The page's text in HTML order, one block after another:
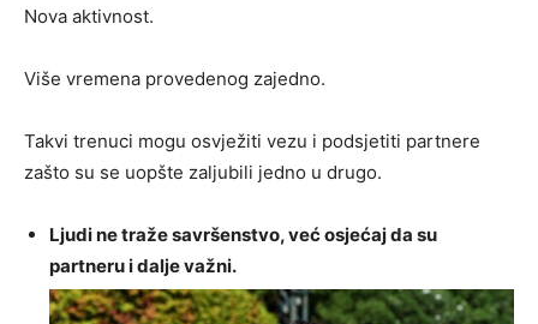
Nova aktivnost.
Više vremena provedenog zajedno.
Takvi trenuci mogu osvježiti vezu i podsjetiti partnere
zašto su se uopšte zaljubili jedno u drugo.
Ljudi ne traže savršenstvo, već osjećaj da su
partneru i dalje važni.